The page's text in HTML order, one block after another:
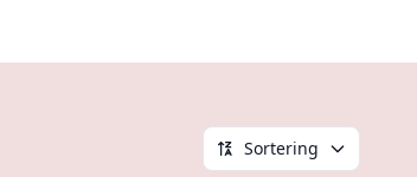
Sortering